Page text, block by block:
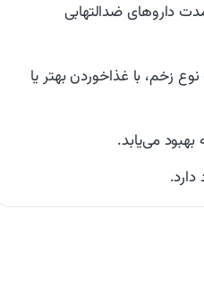
داروهای ضدالتهابی
با غذاخوردن بهتر یا
می‌یابد.